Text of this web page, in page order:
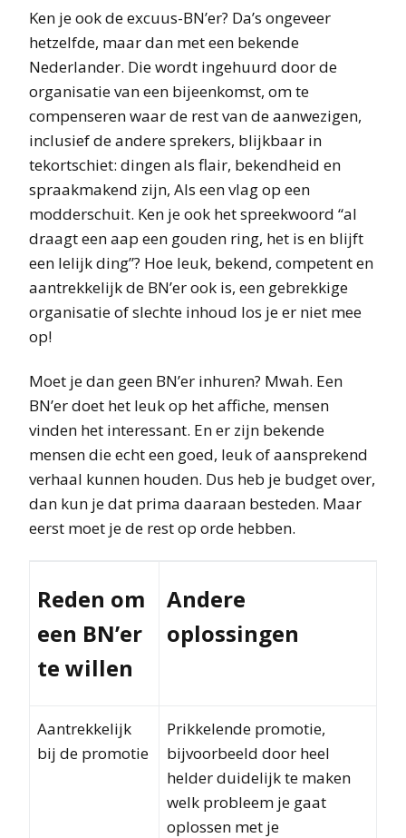
Ken je ook de excuus-BN’er? Da’s ongeveer
hetzelfde, maar dan met een bekende
Nederlander. Die wordt ingehuurd door de
organisatie van een bijeenkomst, om te
compenseren waar de rest van de aanwezigen,
inclusief de andere sprekers, blijkbaar in
tekortschiet: dingen als flair, bekendheid en
spraakmakend zijn, Als een vlag op een
modderschuit. Ken je ook het spreekwoord “al
draagt een aap een gouden ring, het is en blijft
een lelijk ding”? Hoe leuk, bekend, competent en
aantrekkelijk de BN’er ook is, een gebrekkige
organisatie of slechte inhoud los je er niet mee
op!
Moet je dan geen BN’er inhuren? Mwah. Een
BN’er doet het leuk op het affiche, mensen
vinden het interessant. En er zijn bekende
mensen die echt een goed, leuk of aansprekend
verhaal kunnen houden. Dus heb je budget over,
dan kun je dat prima daaraan besteden. Maar
eerst moet je de rest op orde hebben.
Reden om
een BN’er
te willen
Andere
oplossingen
Aantrekkelijk
bij de promotie
Prikkelende promotie,
bijvoorbeeld door heel
helder duidelijk te maken
welk probleem je gaat
oplossen met je